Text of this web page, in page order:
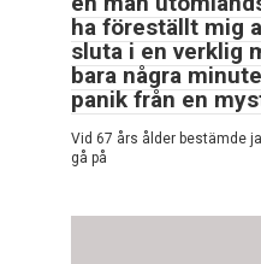
ha föreställt mig
sluta i en verklig
bara några
panik från en
Vid 67 års ålder bestämde
gå på